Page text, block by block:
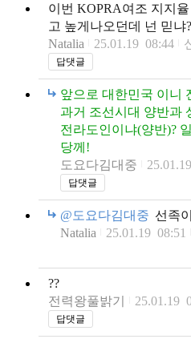
이번 KOPRA여조 지지
고 높게나오던데 넌 믿냐?
Natalia
25.01.19 08:44
답댓글
앞으로 대한민국 이니
과거 조선시대 양반과
전라도인이냐(양반)?
당께!
도요다김대중
답댓글
@도요다김대중 선족
Natalia
25.01.19 08:51
??
전력왕풀밝기
25.01.19
답댓글